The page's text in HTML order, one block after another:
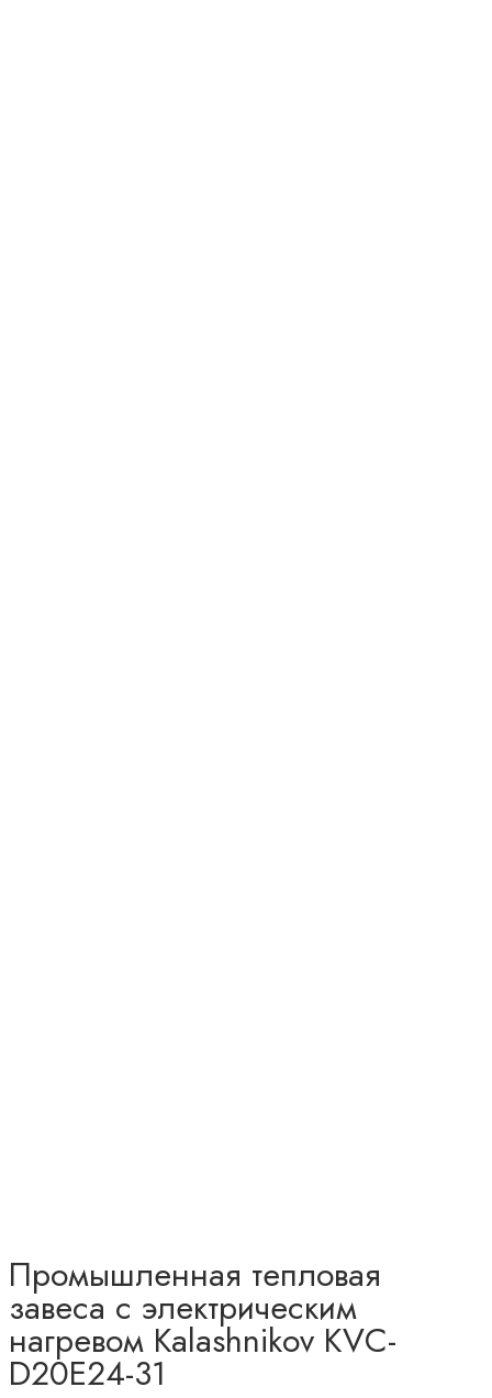
Промышленная тепловая
завеса с электрическим
нагревом Kalashnikov KVC-
D20E24-31